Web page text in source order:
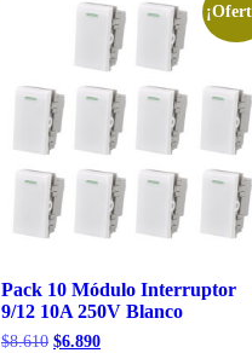
Pack 10 Módulo Interruptor
9/12 10A 250V Blanco
$8.610 El
$6.890El